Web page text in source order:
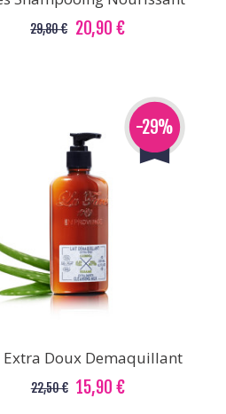
29,80 € 20,90 €
-29%
Doux Demaquillant
22,50 € 15,90 €